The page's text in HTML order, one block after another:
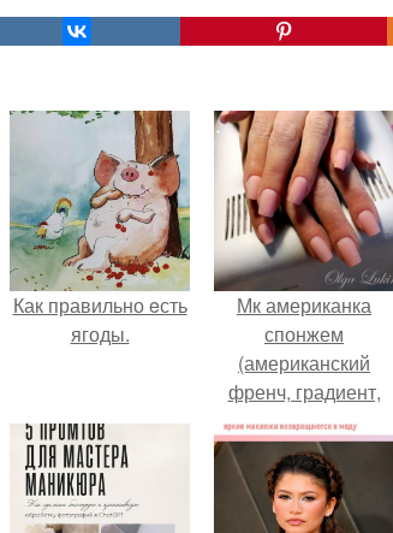
Как правильно eсть
ягоды.
Мк американка
спонжем
(американский
френч, градиент,
омбре).